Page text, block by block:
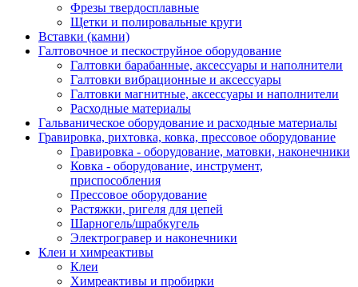
Фрезы твердосплавные
Щетки и полировальные круги
Вставки (камни)
Галтовочное и пескоструйное оборудование
Галтовки барабанные, аксессуары и наполнители
Галтовки вибрационные и аксессуары
Галтовки магнитные, аксессуары и наполнители
Расходные материалы
Гальваническое оборудование и расходные материалы
Гравировка, рихтовка, ковка, прессовое оборудование
Гравировка - оборудование, матовки, наконечники
Ковка - оборудование, инструмент,
приспособления
Прессовое оборудование
Растяжки, ригеля для цепей
Шарногель/шрабкугель
Электрогравер и наконечники
Клеи и химреактивы
Клеи
Химреактивы и пробирки